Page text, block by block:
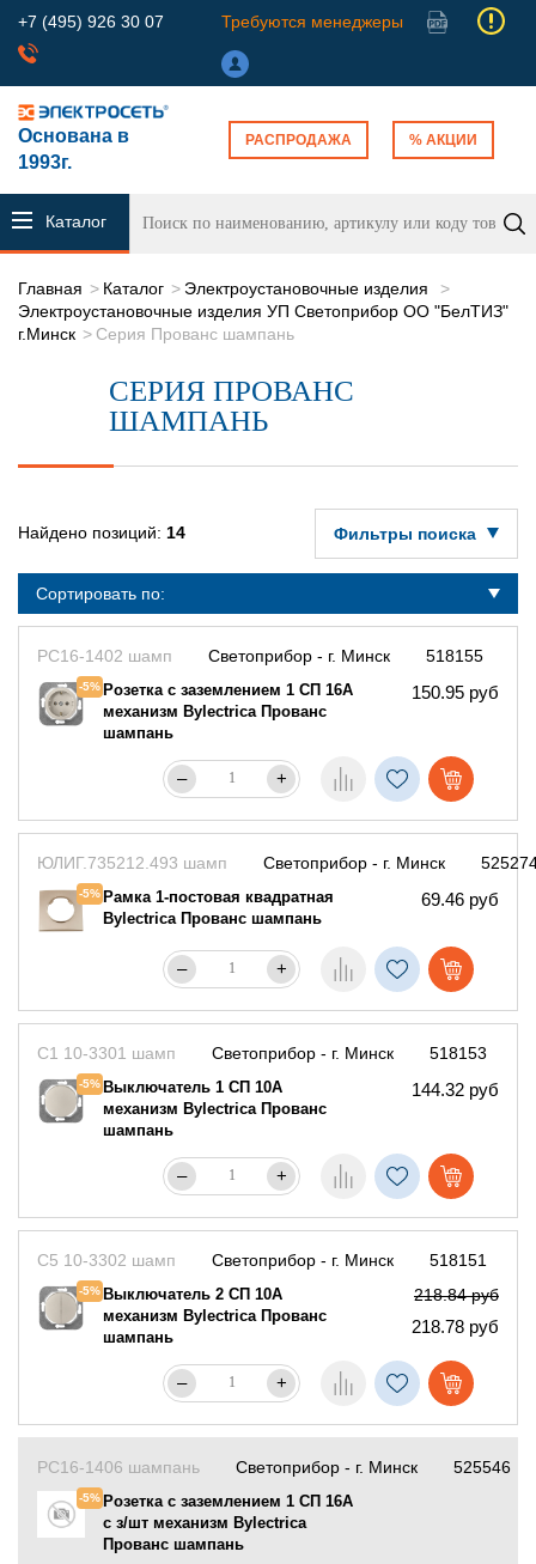
+7 (495) 926 30 07 Требуются менеджеры
Основана в
1993г.
РАСПРОДАЖА % АКЦИИ
Каталог
Главная Каталог
Электроустановочные изделия
Электроустановочные изделия УП Светоприбор ОО "БелТИЗ"
г.Минск
Серия Прованс шампань
СЕРИЯ ПРОВАНС
ШАМПАНЬ
Найдено позиций: 14 Фильтры поиска
Сортировать по:
518155
РС16-1402 шамп
-5%Розетка с заземлением 1 СП 16А
механизм Bylectrica Прованс
шампань
150.95 руб
Светоприбор - г. Минск
– +
ЮЛИГ.735212.493 шамп
-5%Рамка 1-постовая квадратная
Bylectrica Прованс шампань
69.46 руб
Светоприбор - г. Минск
– +
518153
С1 10-3301 шамп
-5%Выключатель 1 СП 10А
механизм Bylectrica Прованс
шампань
144.32 руб
Светоприбор - г. Минск
– +
518151
С5 10-3302 шамп
-5%Выключатель 2 СП 10А
механизм Bylectrica Прованс
шампань
218.84 руб
218.78 руб
Светоприбор - г. Минск
– +
525546
РС16-1406 шампань
-5%Розетка с заземлением 1 СП 16А
с з/шт механизм Bylectrica
Прованс шампань
Светоприбор - г. Минск